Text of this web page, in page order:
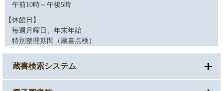
午前10時～午後5時
【休館日】
毎週月曜日、年末年始
特別整理期間（蔵書点検）
蔵書検索システム